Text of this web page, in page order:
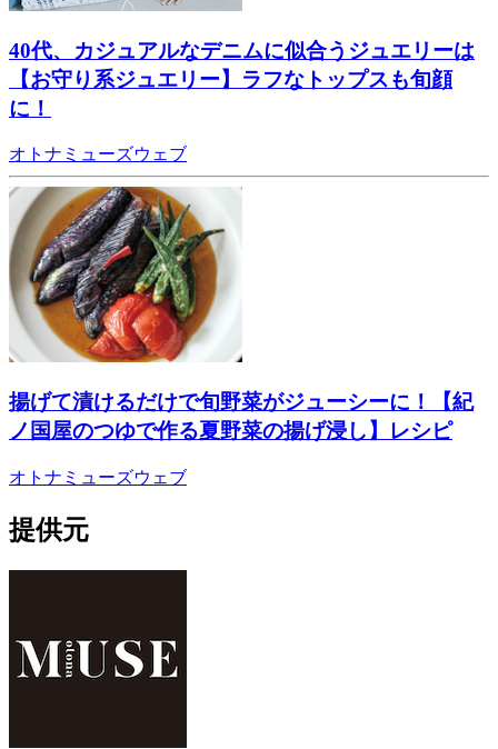
40代、カジュアルなデニムに似合うジュエリーは
【お守り系ジュエリー】ラフなトップスも旬顔
に！
オトナミューズウェブ
揚げて漬けるだけで旬野菜がジューシーに！【紀
ノ国屋のつゆで作る夏野菜の揚げ浸し】レシピ
オトナミューズウェブ
提供元